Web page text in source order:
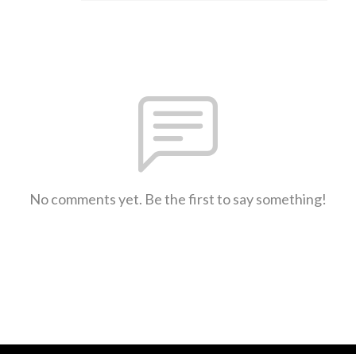
No comments yet. Be the first to say something!